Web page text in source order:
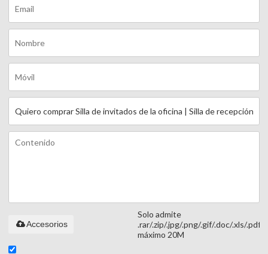
Solo admite
.rar/.zip/.jpg/.png/.gif/.doc/.xls/.pdf,
máximo 20M
Accesorios